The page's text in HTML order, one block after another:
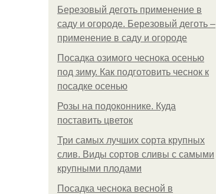
Березовый деготь применение в
саду и огороде. Березовый деготь –
применение в саду и огороде
Посадка озимого чеснока осенью
под зиму. Как подготовить чеснок к
посадке осенью
Розы на подоконнике. Куда
поставить цветок
Три самых лучших сорта крупных
слив. Виды сортов сливы с самыми
крупными плодами
Посадка чеснока весной в